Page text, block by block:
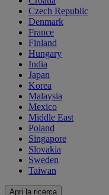
Czech Republic
Denmark
France
Finland
Hungary
India
Japan
Korea
Malaysia
Mexico
Middle East
Poland
Singapore
Slovakia
Sweden
Taiwan
Apri la ricerca